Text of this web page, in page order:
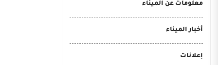
معلومات عن الميناء
أخبار الميناء
إعلانات